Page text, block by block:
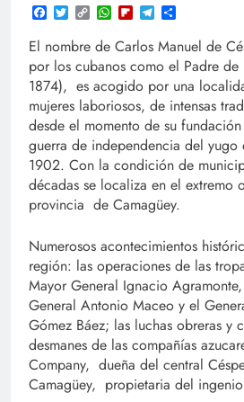
Facebook
TwitterCopy
Link
WhatsApp
FlipboardTelegram
El nombre de Carlos Manuel de
por los cubanos como el Padre
1874), es acogido por una
mujeres laboriosos, de intensas
desde el momento de su
guerra de independencia del yugo
1902. Con la condición de
décadas se localiza en el extremo
provincia de Camagüey.
Numerosos acontecimientos
región: las operaciones de las
Mayor General Ignacio
General Antonio Maceo y el
Gómez Báez; las luchas obreras y
desmanes de las compañías
Company, dueña del central
Camagüey, propietaria del